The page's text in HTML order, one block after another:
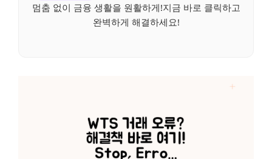
멈춤 없이 금융 생활을 원활하게!지금 바로 클릭하고
완벽하게 해결하세요!